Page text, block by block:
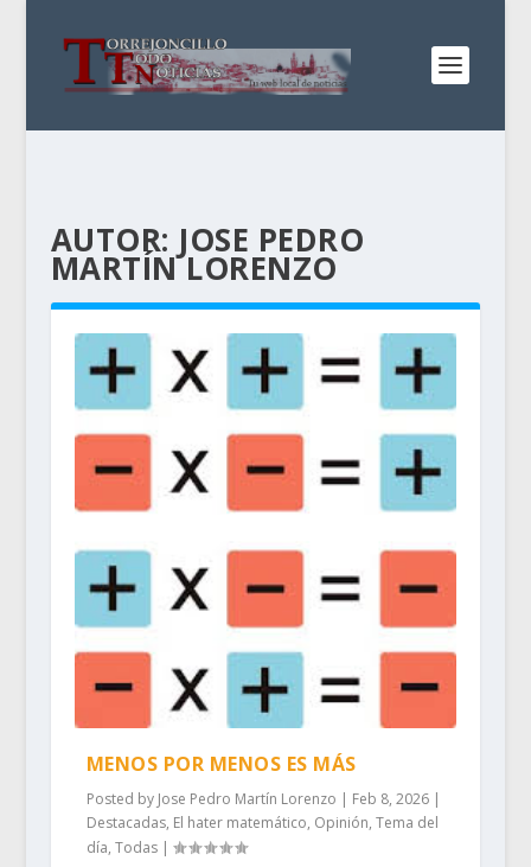
AUTOR: JOSE PEDRO
MARTÍN LORENZO
MENOS POR MENOS ES MÁS
Posted by Jose Pedro Martín Lorenzo | Feb 8, 2026|
Destacadas, El hater matemático, Opinión, Tema del
día, Todas|